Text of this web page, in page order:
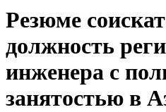
Резюме
должность
инженера с
занятостью в